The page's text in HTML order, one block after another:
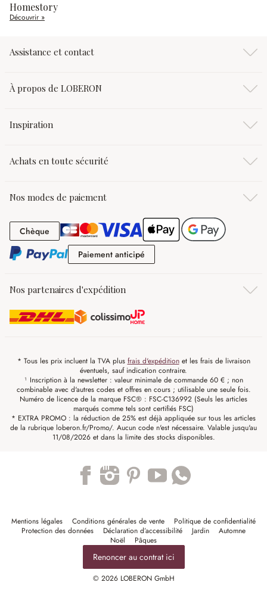
Homestory
Découvrir »
Assistance et contact
À propos de LOBERON
Inspiration
Achats en toute sécurité
Nos modes de paiement
Chèque Chèque
Paiement anticipé
Nos partenaires d'expédition
* Tous les prix incluent la TVA plus frais d'expéditionet les frais de livraison
éventuels, sauf indication contraire.
¹ Inscription à la newsletter : valeur minimale de commande 60 € ; non
combinable avec d'autres codes et offres en cours ; utilisable une seule fois.
Numéro de licence de la marque FSC® : FSC-C136992 (Seuls les articles
marqués comme tels sont certifiés FSC)
* EXTRA PROMO : la réduction de 25% est déjà appliquée sur tous les articles
de la rubrique loberon.fr/Promo/. Aucun code n'est nécessaire. Valable jusqu'au
11/08/2026 et dans la limite des stocks disponibles.
Mentions légales Conditions générales de vente
Politique de confidentialité
Protection des données
Déclaration d’accessibilité Jardin
Automne
Noël
Pâques
Renoncer au contrat ici
© 2026 LOBERON GmbH